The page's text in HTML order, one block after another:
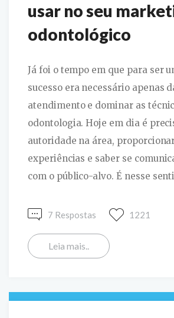
usar no seu
odontológico
Já foi o tempo em que para ser
sucesso era necessário apenas
atendimento e dominar as
odontologia. Hoje em dia é
autoridade na área,
experiências e saber se
com o público-alvo. É nesse
7 Respostas 1221
Leia mais..